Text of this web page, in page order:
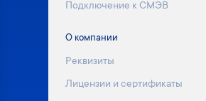
Подключение к СМЭВ
О компании
Реквизиты
Лицензии и сертификаты